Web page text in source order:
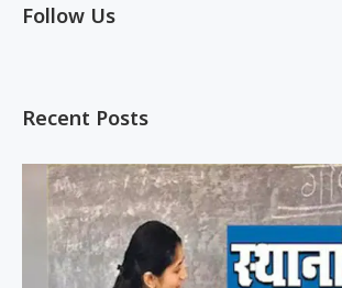
Follow Us
Recent Posts